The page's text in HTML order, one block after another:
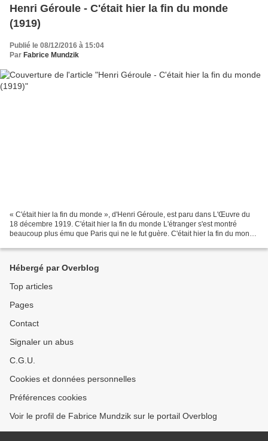
Henri Géroule - C'était hier la fin du monde
(1919)
Publié le 08/12/2016 à 15:04
Par Fabrice Mundzik
« C'était hier la fin du monde », d'Henri Géroule, est paru dans L'Œuvre du
18 décembre 1919. C'était hier la fin du monde L'étranger s'est montré
beaucoup plus ému que Paris qui ne le fut guère. C'était hier la fin du monde
Hébergé par Overblog
Top articles
Pages
Contact
Signaler un abus
C.G.U.
Cookies et données personnelles
Préférences cookies
Voir le profil de Fabrice Mundzik sur le portail Overblog